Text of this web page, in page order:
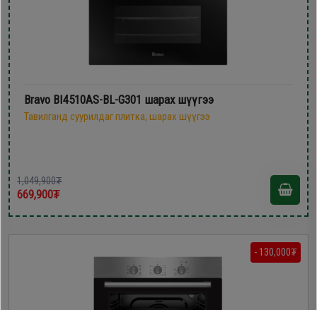
Bravo BI4510AS-BL-G301 шарах шүүгээ
Тавилганд суурилдаг плитка, шарах шүүгээ
1,049,900₮
669,900₮
- 130,000₮